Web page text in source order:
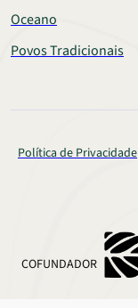
Oceano
Povos Tradicionais
Política de Privacidade
COFUNDADOR